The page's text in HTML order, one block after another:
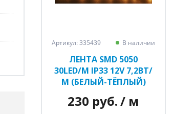
Артикул: 335439 В наличии
ЛЕНТА SMD 5050
30LED/M IP33 12V 7,2ВТ/
М (БЕЛЫЙ-ТЁПЛЫЙ)
230 руб./ м